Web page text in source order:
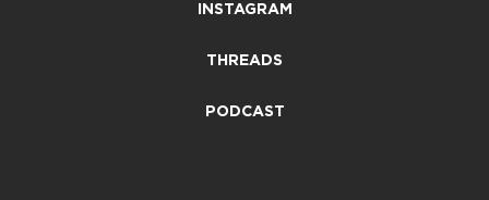
INSTAGRAM
THREADS
PODCAST